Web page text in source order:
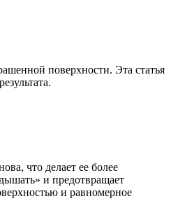
поверхности. Эта статья
что делает ее более
и предотвращает
и равномерное